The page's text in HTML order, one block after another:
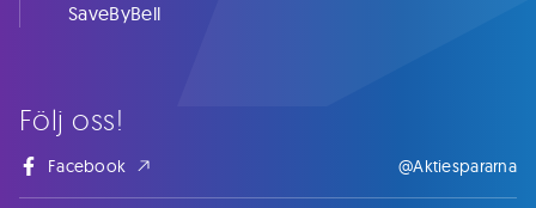
Följ oss!
Facebook @Aktiespararna
SaveByBell